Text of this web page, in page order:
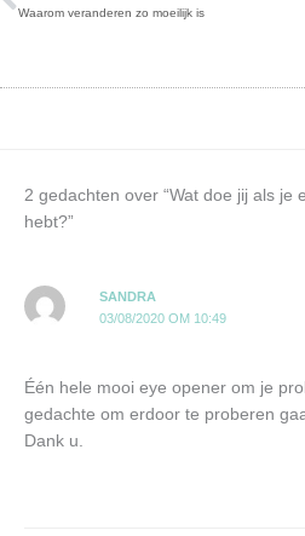
Waarom veranderen zo moeilijk is
2 gedachten over “Wat doe jij als je
hebt?”
SANDRA
03/08/2020 OM 10:49
Één hele mooi eye opener om je
gedachte om erdoor te proberen
Dank u.